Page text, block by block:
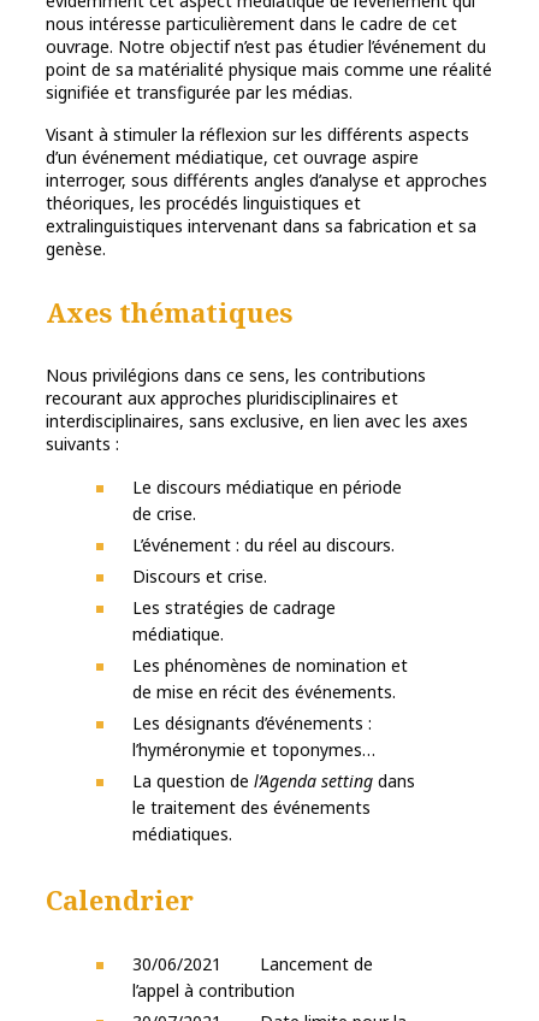
nous intéresse particulièrement dans le cadre de cet
ouvrage. Notre objectif n’est pas étudier l’événement du
point de sa matérialité physique mais comme une réalité
signifiée et transfigurée par les médias.
Visant à stimuler la réflexion sur les différents aspects
d’un événement médiatique, cet ouvrage aspire
interroger, sous différents angles d’analyse et approches
théoriques, les procédés linguistiques et
extralinguistiques intervenant dans sa fabrication et sa
genèse.
Axes thématiques
Nous privilégions dans ce sens, les contributions
recourant aux approches pluridisciplinaires et
interdisciplinaires, sans exclusive, en lien avec les axes
suivants :
Le discours médiatique en période
de crise.
L’événement : du réel au discours.
Discours et crise.
Les stratégies de cadrage
médiatique.
Les phénomènes de nomination et
de mise en récit des événements.
Les désignants d’événements :
l’hyméronymie et toponymes…
La question de l’Agenda setting dans
le traitement des événements
médiatiques.
Calendrier
30/06/2021 Lancement de
l’appel à contribution